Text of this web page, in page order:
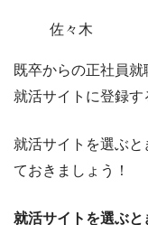
佐々木
既卒からの正社員就
就活サイトに登録
就活サイトを選ぶ
ておきましょう！
就活サイトを選ぶと